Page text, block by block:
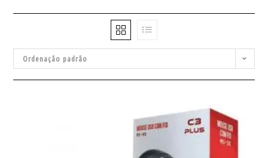
Ordenação padrão